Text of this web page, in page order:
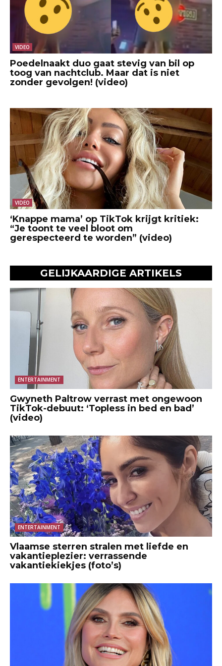
VIDEO
Poedelnaakt duo gaat stevig van bil op
toog van nachtclub. Maar dat is niet
zonder gevolgen! (video)
VIDEO
‘Knappe mama’ op TikTok krijgt kritiek:
“Je toont te veel bloot om
gerespecteerd te worden” (video)
GELIJKAARDIGE ARTIKELS
ENTERTAINMENT
Gwyneth Paltrow verrast met ongewoon
TikTok-debuut: ‘Topless in bed en bad’
(video)
ENTERTAINMENT
Vlaamse sterren stralen met liefde en
vakantieplezier: verrassende
vakantiekiekjes (foto’s)